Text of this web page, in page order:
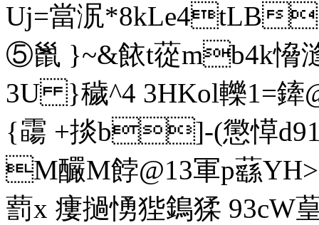
Uj=當泦*8kLe4tLB
⑤巤 }~&餏t蓯mb4k愶漨
3U }穢^4 3HKol轢1=鏲
{霷 +掞b]-(懲愺
M釅M餑@13軍p蘨
藅x 瘻撾愑狴鵭猱